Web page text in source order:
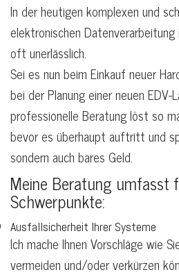
In der heutigen komplexen und
elektronischen
oft unerlässlich.
Sei es nun beim Einkauf neuer
bei der Planung einer neuen EDV-
professionelle Beratung löst so
bevor es überhaupt auftritt und
sondern auch bares Geld.
Meine Beratung umfasst
Schwerpunkte:
Ausfallsicherheit Ihrer Systeme
Ich mache Ihnen Vorschläge wie
vermeiden und/oder verkürzen